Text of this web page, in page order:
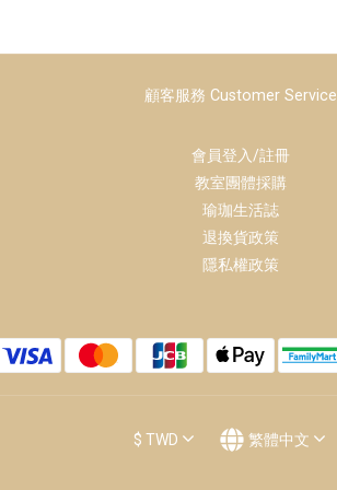
顧客服務 Customer Service
會員登入/註冊
教室團體採購
瑜珈生活誌
退換貨政策
隱私權政策
$ TWD 繁體中文